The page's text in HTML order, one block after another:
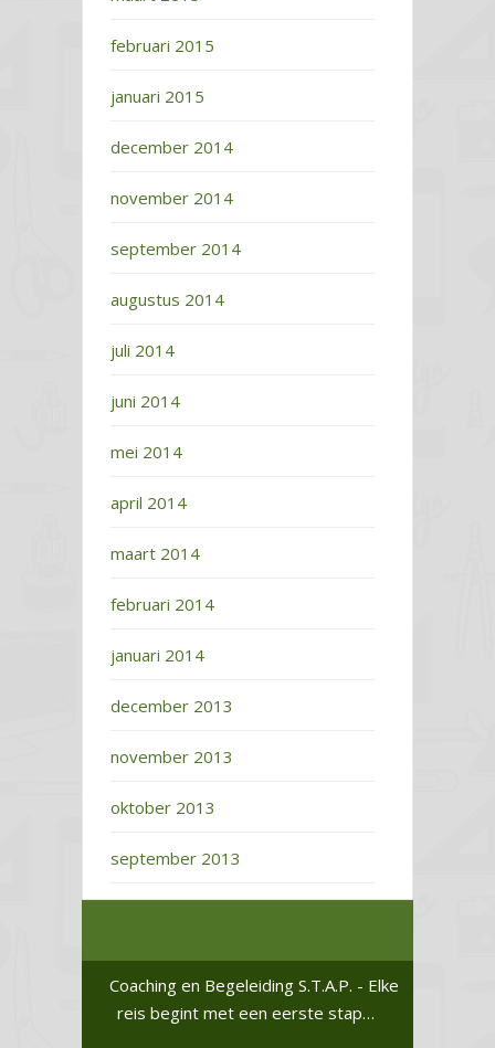
februari 2015
januari 2015
december 2014
november 2014
september 2014
augustus 2014
juli 2014
juni 2014
mei 2014
april 2014
maart 2014
februari 2014
januari 2014
december 2013
november 2013
oktober 2013
september 2013
Coaching en Begeleiding S.T.A.P. - Elke
reis begint met een eerste stap…